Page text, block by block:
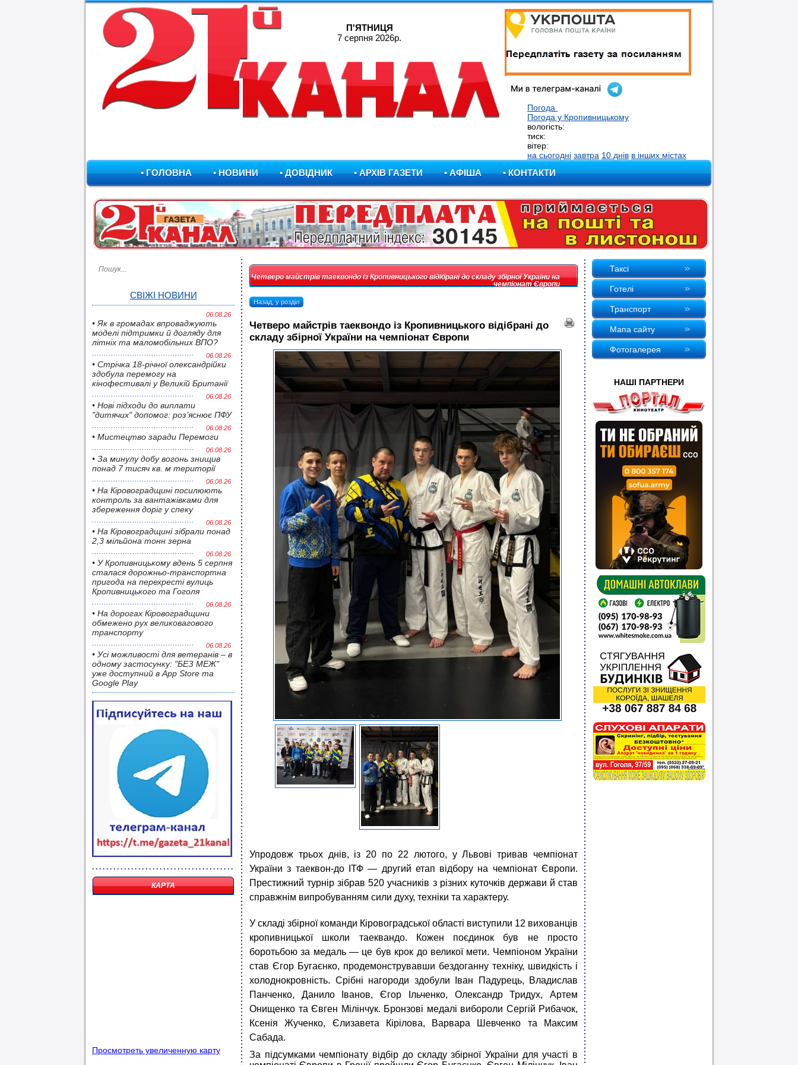
П'ЯТНИЦЯ
7 серпня 2026р.
Погода
Погода у Кропивницькому
вологість:
тиск:
вітер:
на сьогодні завтра 10 днів в інших містах
• ГОЛОВНА • НОВИНИ • ДОВІДНИК • АРХІВ ГАЗЕТИ • АФІША • КОНТАКТИ
СВІЖІ НОВИНИ
06.08.26
• Як в громадах впроваджують
моделі підтримки й догляду для
літніх та маломобільних ВПО?
06.08.26
• Стрічка 18-річної олександрійки
здобула перемогу на
кінофестивалі у Великій Британії
06.08.26
• Нові підходи до виплати
"дитячих" допомог: роз’яснює ПФУ
06.08.26
• Мистецтво заради Перемоги
06.08.26
• За минулу добу вогонь знищив
понад 7 тисяч кв. м території
06.08.26
• На Кіровоградщині посилюють
контроль за вантажівками для
збереження доріг у спеку
06.08.26
• На Кіровоградщині зібрали понад
2,3 мільйона тонн зерна
06.08.26
• У Кропивницькому вдень 5 серпня
сталася дорожньо-транспортна
пригода на перехресті вулиць
Кропивницького та Гоголя
06.08.26
• На дорогах Кіровоградщини
обмежено рух великовагового
транспорту
06.08.26
• Усі можливості для ветеранів – в
одному застосунку: "БЕЗ МЕЖ"
уже доступний в App Store та
Google Play
КАРТА
Просмотреть увеличенную карту
Четверо майстрів таеквондо із Кропивницького відібрані до складу збірної України на
чемпіонат Європи
Назад, у розділ
Четверо майстрів таеквондо із Кропивницького відібрані до
складу збірної України на чемпіонат Європи
Упродовж трьох днів, із 20 по 22 лютого, у Львові тривав чемпіонат
України з таеквон-до ІТФ — другий етап відбору на чемпіонат Європи.
Престижний турнір зібрав 520 учасників з різних куточків держави й став
справжнім випробуванням сили духу, техніки та характеру.
У складі збірної команди Кіровоградської області виступили 12 вихованців
кропивницької школи таеквандо. Кожен поєдинок був не просто
боротьбою за медаль — це був крок до великої мети. Чемпіоном України
став Єгор Бугаєнко, продемонструвавши бездоганну техніку, швидкість і
холоднокровність. Срібні нагороди здобули Іван Падурець, Владислав
Панченко, Данило Іванов, Єгор Ільченко, Олександр Тридух, Артем
Онищенко та Євген Мілінчук. Бронзові медалі вибороли Сергій Рибачок,
Ксенія Жученко, Єлизавета Кірілова, Варвара Шевченко та Максим
Сабада.
За підсумками чемпіонату відбір до складу збірної України для участі в
Таксi
Готелi
Транспорт
Мапа сайту
Фотогалерея
НАШI ПАРТНЕРИ